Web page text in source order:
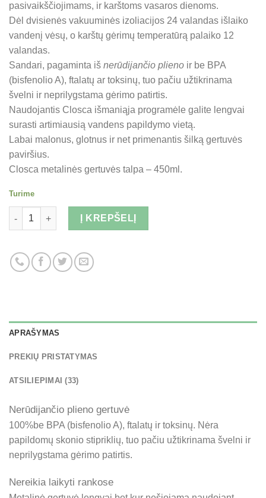
pasivaikščiojimams, ir karštoms vasaros dienoms.
Dėl dvisienės vakuuminės izoliacijos 24 valandas išlaiko
vandenį vėsų, o karštų gėrimų temperatūrą palaiko 12
valandas.
Sandari, pagaminta iš nerūdijančio plieno ir be BPA
(bisfenolio A), ftalatų ar toksinų, tuo pačiu užtikrinama
švelni ir neprilygstama gėrimo patirtis.
Naudojantis Closca išmaniąja programėle galite lengvai
surasti artimiausią vandens papildymo vietą.
Labai malonus, glotnus ir net primenantis šilką gertuvės
paviršius.
Closca metalinės gertuvės talpa – 450ml.
Turime
Kiekis
Į KREPŠELĮ
APRAŠYMAS
PREKIŲ PRISTATYMAS
ATSILIEPIMAI (33)
Nerūdijančio plieno gertuvė
100%be BPA (bisfenolio A), ftalatų ir toksinų. Nėra
papildomų skonio stipriklių, tuo pačiu užtikrinama švelni ir
neprilygstama gėrimo patirtis.
Nereikia laikyti rankose